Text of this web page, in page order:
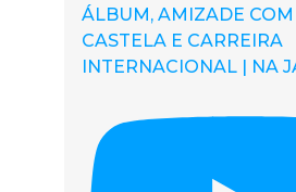
ÁLBUM, AMIZADE
CASTELA E CARREIRA
INTERNACIONAL | NA